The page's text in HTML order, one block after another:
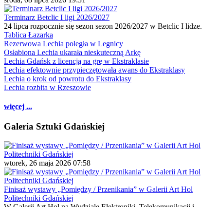
Terminarz Betclic I ligi 2026/2027
24 lipca rozpocznie się sezon sezon 2026/2027 w Betclic I lidze.
Tablica Łazarka
Rezerwowa Lechia poległa w Legnicy
Osłabiona Lechia ukarała nieskuteczną Arkę
Lechia Gdańsk z licencją na grę w Ekstraklasie
Lechia efektownie przypieczętowała awans do Ekstraklasy
Lechia o krok od powrotu do Ekstraklasy
Lechia rozbita w Rzeszowie
więcej ...
Galeria Sztuki Gdańskiej
wtorek, 26 maja 2026 07:58
Finisaż wystawy „Pomiędzy / Przenikania” w Galerii Art Hol
Politechniki Gdańskiej